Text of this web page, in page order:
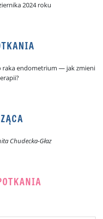
2024 roku
raka endometrium — jak zmieni
Chudecka-Głaz